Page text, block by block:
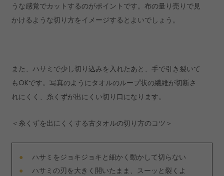
うな感覚でカットするのがポイントです。布の量り売りで見
かけるような切り方をイメージするとよいでしょう。
また、ハサミで少し切り込みを入れたあと、手で引き裂いて
もOKです。写真のようにタオルのループ状の繊維が切断さ
れにくく、糸くずが出にくい切り口になります。
＜糸くずを出にくくする古タオルの切り方のコツ＞
ハサミをジョキジョキと細かく動かして切らない
ハサミの刃を大きく開いたまま、スーッと裂くよ